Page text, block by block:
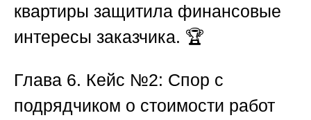
квартиры защитила финансовые
интересы заказчика. 🏆
Глава 6. Кейс №2: Спор с
подрядчиком о стоимости работ